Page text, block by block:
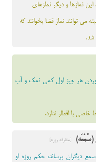
اين نمازها و ديگر نمازهاي
توانند نماز قضا بخوانند که
شد.
هر چيز اول كمي نمك و آب
خاصی با افطار ندارد.
(سُمْعَه) [متفرقه روزه]
دیگران برساند، حکم روزه او